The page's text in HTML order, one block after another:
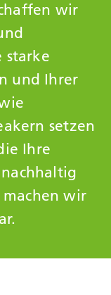
wir
starke
und Ihrer
setzen
Ihre
machen wir